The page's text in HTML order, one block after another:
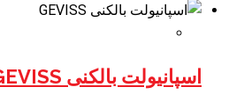
اسپانیولت بالکنی GEVISS